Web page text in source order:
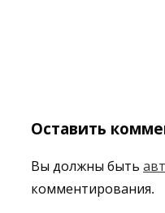
Оставить
Вы должны быть
комментирования.